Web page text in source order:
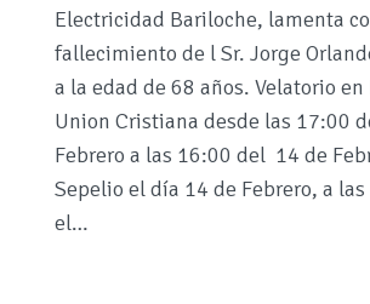
Electricidad Bariloche, lamenta
fallecimiento de l Sr. Jorge
a la edad de 68 años. Velatorio
Union Cristiana desde las 17:00
Febrero a las 16:00 del 14 de
Sepelio el día 14 de Febrero, a
el…